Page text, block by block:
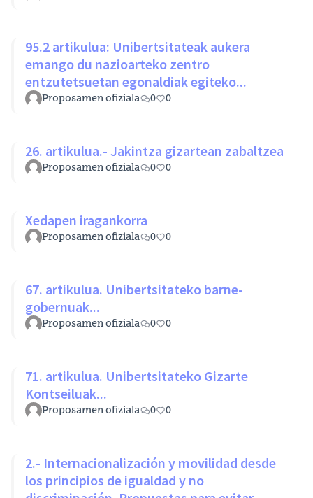
95.2 artikulua: Unibertsitateak aukera
emango du nazioarteko zentro
entzutetsuetan egonaldiak egiteko...
Proposamen ofiziala 0 0
26. artikulua.- Jakintza gizartean zabaltzea
Proposamen ofiziala 0 0
Xedapen iragankorra
Proposamen ofiziala 0 0
67. artikulua. Unibertsitateko barne-
gobernuak...
Proposamen ofiziala 0 0
71. artikulua. Unibertsitateko Gizarte
Kontseiluak...
Proposamen ofiziala 0 0
2.- Internacionalización y movilidad desde
los principios de igualdad y no